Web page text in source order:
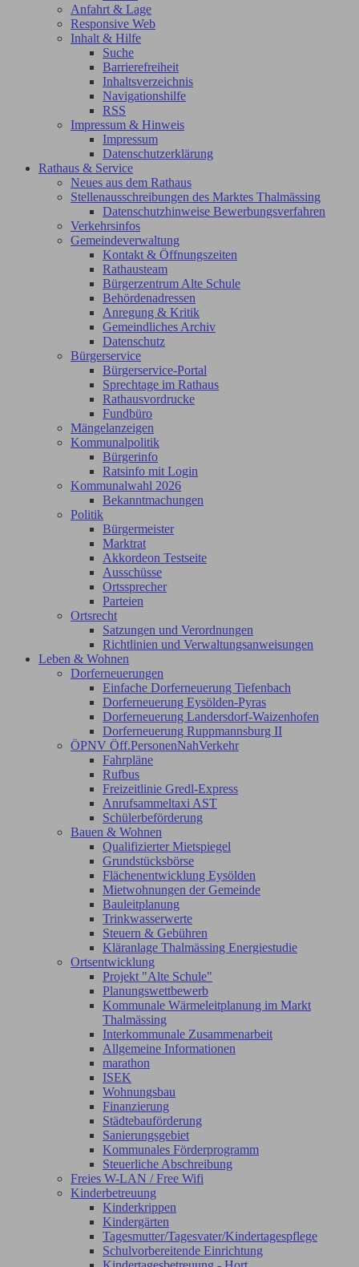
Anfahrt & Lage
Responsive Web
Inhalt & Hilfe
Suche
Barrierefreiheit
Inhaltsverzeichnis
Navigationshilfe
RSS
Impressum & Hinweis
Impressum
Datenschutzerklärung
Rathaus & Service
Neues aus dem Rathaus
Stellenausschreibungen des Marktes Thalmässing
Datenschutzhinweise Bewerbungsverfahren
Verkehrsinfos
Gemeindeverwaltung
Kontakt & Öffnungszeiten
Rathausteam
Bürgerzentrum Alte Schule
Behördenadressen
Anregung & Kritik
Gemeindliches Archiv
Datenschutz
Bürgerservice
Bürgerservice-Portal
Sprechtage im Rathaus
Rathausvordrucke
Fundbüro
Mängelanzeigen
Kommunalpolitik
Bürgerinfo
Ratsinfo mit Login
Kommunalwahl 2026
Bekanntmachungen
Politik
Bürgermeister
Marktrat
Akkordeon Testseite
Ausschüsse
Ortssprecher
Parteien
Ortsrecht
Satzungen und Verordnungen
Richtlinien und Verwaltungsanweisungen
Leben & Wohnen
Dorferneuerungen
Einfache Dorferneuerung Tiefenbach
Dorferneuerung Eysölden-Pyras
Dorferneuerung Landersdorf-Waizenhofen
Dorferneuerung Ruppmannsburg II
ÖPNV Öff.PersonenNahVerkehr
Fahrpläne
Rufbus
Freizeitlinie Gredl-Express
Anrufsammeltaxi AST
Schülerbeförderung
Bauen & Wohnen
Qualifizierter Mietspiegel
Grundstücksbörse
Flächenentwicklung Eysölden
Mietwohnungen der Gemeinde
Bauleitplanung
Trinkwasserwerte
Steuern & Gebühren
Kläranlage Thalmässing Energiestudie
Ortsentwicklung
Projekt "Alte Schule"
Planungswettbewerb
Kommunale Wärmeleitplanung im Markt
Thalmässing
Interkommunale Zusammenarbeit
Allgemeine Informationen
marathon
ISEK
Wohnungsbau
Finanzierung
Städtebauförderung
Sanierungsgebiet
Kommunales Förderprogramm
Steuerliche Abschreibung
Freies W-LAN / Free Wifi
Kinderbetreuung
Kinderkrippen
Kindergärten
Tagesmutter/Tagesvater/Kindertagespflege
Schulvorbereitende Einrichtung